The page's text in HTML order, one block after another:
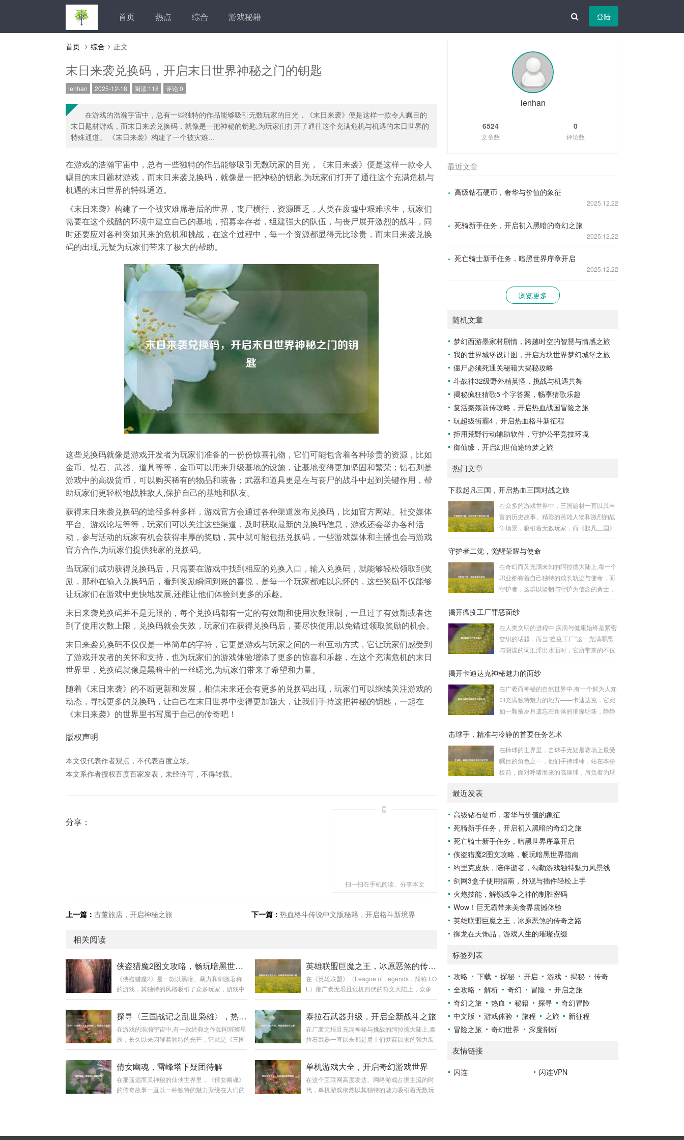
首页 热点 综合 游戏秘籍 登陆
首页 综合 正文
末日来袭兑换码，开启末日世界神秘之门的钥匙
lenhan 2025-12-18 阅读:118 评论:0
在游戏的浩瀚宇宙中，总有一些独特的作品能够吸引无数玩家的目光，《末日来袭》便是这样一款令人瞩目的
末日题材游戏，而末日来袭兑换码，就像是一把神秘的钥匙,为玩家们打开了通往这个充满危机与机遇的末日世界的
特殊通道。 《末日来袭》构建了一个被灾难...
在游戏的浩瀚宇宙中，总有一些独特的作品能够吸引无数玩家的目光，《末日来袭》便是这样一款令人
瞩目的末日题材游戏，而末日来袭兑换码，就像是一把神秘的钥匙,为玩家们打开了通往这个充满危机与
机遇的末日世界的特殊通道。
《末日来袭》构建了一个被灾难席卷后的世界，丧尸横行，资源匮乏，人类在废墟中艰难求生，玩家们
需要在这个残酷的环境中建立自己的基地，招募幸存者，组建强大的队伍，与丧尸展开激烈的战斗，同
时还要应对各种突如其来的危机和挑战，在这个过程中，每一个资源都显得无比珍贵，而末日来袭兑换
码的出现,无疑为玩家们带来了极大的帮助。
这些兑换码就像是游戏开发者为玩家们准备的一份份惊喜礼物，它们可能包含着各种珍贵的资源，比如
金币、钻石、武器、道具等等，金币可以用来升级基地的设施，让基地变得更加坚固和繁荣；钻石则是
游戏中的高级货币，可以购买稀有的物品和装备；武器和道具更是在与丧尸的战斗中起到关键作用，帮
助玩家们更轻松地战胜敌人,保护自己的基地和队友。
获得末日来袭兑换码的途径多种多样，游戏官方会通过各种渠道发布兑换码，比如官方网站、社交媒体
平台、游戏论坛等等，玩家们可以关注这些渠道，及时获取最新的兑换码信息，游戏还会举办各种活
动，参与活动的玩家有机会获得丰厚的奖励，其中就可能包括兑换码，一些游戏媒体和主播也会与游戏
官方合作,为玩家们提供独家的兑换码。
当玩家们成功获得兑换码后，只需要在游戏中找到相应的兑换入口，输入兑换码，就能够轻松领取到奖
励，那种在输入兑换码后，看到奖励瞬间到账的喜悦，是每一个玩家都难以忘怀的，这些奖励不仅能够
让玩家们在游戏中更快地发展,还能让他们体验到更多的乐趣。
末日来袭兑换码并不是无限的，每个兑换码都有一定的有效期和使用次数限制，一旦过了有效期或者达
到了使用次数上限，兑换码就会失效，玩家们在获得兑换码后，要尽快使用,以免错过领取奖励的机会。
末日来袭兑换码不仅仅是一串简单的字符，它更是游戏与玩家之间的一种互动方式，它让玩家们感受到
了游戏开发者的关怀和支持，也为玩家们的游戏体验增添了更多的惊喜和乐趣，在这个充满危机的末日
世界里，兑换码就像是黑暗中的一丝曙光,为玩家们带来了希望和力量。
随着《末日来袭》的不断更新和发展，相信未来还会有更多的兑换码出现，玩家们可以继续关注游戏的
动态，寻找更多的兑换码，让自己在末日世界中变得更加强大，让我们手持这把神秘的钥匙，一起在
《末日来袭》的世界里书写属于自己的传奇吧！
版权声明
本文仅代表作者观点，不代表百度立场。
本文系作者授权百度百家发表，未经许可，不得转载。
分享：
扫一扫在手机阅读、分享本文
上一篇： 古董旅店，开启神秘之旅 下一篇： 热血格斗传说中文版秘籍，开启格斗新境界
相关阅读
侠盗猎魔2图文攻略，畅玩暗黑世界指南
《侠盗猎魔2》是一款以黑暗、暴力和刺激著称
的游戏，其独特的风格吸引了众多玩家，游戏中
复杂的任务、多样的场景和富有挑战性的战斗让
的图文攻略，助力玩家顺利通关,深入体验这款游
戏的魅力。 游戏初始准备 在开始游戏前，需要
对游戏的基本操作有一定了解。《侠盗猎魔2》
的操作较为丰富，包括移动、攻击、潜行等多个
A、S、D键来控制主角的前后左右移动，在游戏
中，不同的移动速度会有不同的效果，比如快速
奔...
英雄联盟巨魔之王，冰原恶煞的传奇之路
在《英雄联盟》（League of Legends，简称 LO
L）那广袤无垠且危机四伏的符文大陆上，众多
英雄各展风采，而巨魔之王特朗德尔宛如冰原上
属于自己的独特传奇。 巨魔之王特朗德尔出生于
弗雷尔卓德那片终年被冰雪覆盖的土地，这片严
酷的环境塑造了他坚韧不拔且凶狠残暴的性格，
弗雷尔卓德的冰原上，部落林立，为了争夺有限
朗德尔所在的部落生活艰苦，恶劣的自然条件和
其他部落的威胁让他们的生存岌岌可危...
探寻〈三国战记之乱世枭雄〉，热血与权谋交织
在游戏的浩瀚宇宙中,有一款经典之作如同璀璨星
辰，长久以来闪耀着独特的光芒，它就是《三国
战记之乱世枭雄》，这款游戏以其丰富的玩法、
越回那个群雄逐鹿、战火纷飞的三国乱世。 《三
国战记之乱世枭雄》以东汉末年的三国时期为宏
大背景，这个时期，汉室衰微，天下大乱，各路
诸侯纷纷崛起，形成了一个个强大的军事集团，
泰拉石武器升级，开启全新战斗之旅
在广袤无垠且充满神秘与挑战的阿拉德大陆上,泰
拉石武器一直以来都是勇士们梦寐以求的强力装
备，它不仅承载着一段传奇的历史，更以其独特
中陪伴着勇士们披荆斩棘，而泰拉石武器的升
级，更是为这场冒险之旅增添了全新的色彩和无
限的可能。 泰拉石武器的诞生源于古老的泰拉文
明,传说中，泰拉文明曾经无比辉煌，其锻造技术
倩女幽魂，雷峰塔下疑团待解
在那遥远而又神秘的仙侠世界里，《倩女幽魂》
的传奇故事一直以一种独特的魅力萦绕在人们的
心头，雷峰塔宛如一座巨大的谜团，矗立在烟雨
单机游戏大全，开启奇幻游戏世界
在这个互联网高度发达、网络游戏占据主流的时
代，单机游戏依然以其独特的魅力吸引着无数玩
家，单机游戏大全就像是一座宝库，为玩家们提
lenhan
6524
文章数
0
评论数
最近文章
高级钻石硬币，奢华与价值的象征
2025.12.22
死骑新手任务，开启初入黑暗的奇幻之旅
2025.12.22
死亡骑士新手任务，暗黑世界序章开启
2025.12.22
浏览更多
随机文章
梦幻西游墨家村剧情，跨越时空的智慧与情感之旅
我的世界城堡设计图，开启方块世界梦幻城堡之旅
僵尸必须死通关秘籍大揭秘攻略
斗战神32级野外精英怪，挑战与机遇共舞
揭秘疯狂猜歌5 个字答案，畅享猜歌乐趣
复活秦殇前传攻略，开启热血战国冒险之旅
玩超级街霸4，开启热血格斗新征程
拒用荒野行动辅助软件，守护公平竞技环境
御仙缘，开启幻世仙途绮梦之旅
热门文章
下载起凡三国，开启热血三国对战之旅
在众多的游戏世界中，三国题材一直以其丰
富的历史故事、精彩的英雄人物和激烈的战
争场景，吸引着无数玩家，而《起凡三国》
氛围，成为了许多三国游戏爱好者的心头
三国下载,开启一段热血的三国对战之旅。
《起凡三国》为玩家们构建了一个充满激情
与挑战的三国战场，你可以化身为三国时期
的诸葛亮、忠义双全的关羽等，率领自己的
军队在战场上冲锋陷阵、排兵布阵，游戏中
的每一场战斗都充满了变...
守护者二觉，觉醒荣耀与使命
在奇幻而又充满未知的阿拉德大陆上,每一个
职业都有着自己独特的成长轨迹与使命，而
守护者，这群以坚韧与守护为信念的勇士，
至关重要的二次觉醒，绽放出了更为耀眼的
起，便肩负着守护的重任，他们身躯魁梧，
手持巨盾，宛如一道不可逾越的城墙，为队
友们遮风挡雨，抵御着来自各方的邪恶势
意志，在一次次战斗中积累着经验，不断成
长，无论是在阴森恐怖的地下墓穴，还是在
战火纷飞的前线战场，守...
揭开瘟疫工厂罪恶面纱
在人类文明的进程中,疾病与健康始终是紧密
交织的话题，而当“瘟疫工厂”这一充满罪恶
与阴谋的词汇浮出水面时，它所带来的不仅
知和国际秩序的严重挑战。 “瘟疫工厂”并非
的势力为了实现其不可告人的目的，秘密设
立的进行生物武器研发和试验的地方，这些
所谓的“工厂”，披着科学研究的外衣，实则
看,生物武器的使用曾经给人类带来过惨痛的
教训，在战争时期，某些国家就曾利用细
菌、病毒...
揭开卡迪达克神秘魅力的面纱
在广袤而神秘的自然世界中,有一个鲜为人知
却充满独特魅力的地方——卡迪达克，它宛
如一颗被岁月遗忘在角落的璀璨明珠，静静
索者去揭开它那神秘的面纱。 卡迪达克位于
貌，高耸入云的山脉连绵起伏，像是大自然
用巨手堆砌而成的巍峨屏障，山峰上终年积
雪不化，在阳光的照耀下闪耀着刺眼的银
树木种类繁多，高大的乔木遮天蔽日，阳光
只能透过枝叶的缝隙...
击球手，精准与冷静的首要任务艺术
在棒球的世界里，击球手无疑是赛场上最受
瞩目的角色之一，他们手持球棒，站在本垒
板前，面对呼啸而来的高速球，肩负着为球
心技能，棒球比赛中，投手投出的球速度、
轨迹各不相同，有快速直球、变化莫测的曲
线球，还有刁钻的滑球，击球手需要在极短
的时间内，准确判断球的速度、方向和落
击球手具备出色的视力和反应能力,更需要大
量的训练来培养对球...
最近发表
高级钻石硬币，奢华与价值的象征
死骑新手任务，开启初入黑暗的奇幻之旅
死亡骑士新手任务，暗黑世界序章开启
侠盗猎魔2图文攻略，畅玩暗黑世界指南
约里克皮肤，陪伴逝者，勾勒游戏独特魅力风景线
剑网3盒子使用指南，外观与插件轻松上手
火炮技能，解锁战争之神的制胜密码
Wow！巨无霸带来美食界震撼体验
英雄联盟巨魔之王，冰原恶煞的传奇之路
御龙在天饰品，游戏人生的璀璨点缀
标签列表
攻略 下载 探秘 开启 游戏 揭秘
传奇
全攻略
解析 奇幻 冒险
开启之旅
奇幻之旅
热血 秘籍 探寻
奇幻冒险
中文版
游戏体验 旅程 之旅
新征程
冒险之旅
奇幻世界 深度剖析
友情链接
闪连 闪连VPN